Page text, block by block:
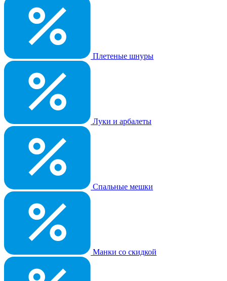
Плетеные шнуры
Луки и арбалеты
Спальные мешки
Манки со скидкой